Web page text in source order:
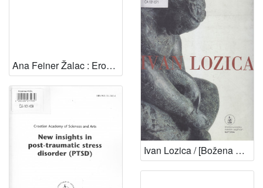
Ivan Lozica / [Božena Kličinović] ; [fotografije Nenad Fabijanić...[et al.] ; prijevod sažetka na talijanski Iva Grgić ; prijevod sažetka na engleski Tomislav Pisk ; odgovorni urednik Ariana Kralj ; glavni urednik Ivan Kožarić]
Ana Feiner Žalac : Eros/Heros : grafike : Studio Kabineta grafike HAZU, lipanj 2013. ; predgovor Vesna Kedmenec Križić ; fotografije Stanislav Novak ; urednica Slavica Marković